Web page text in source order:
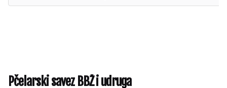
Pčelarski savez BBŽ i udruga